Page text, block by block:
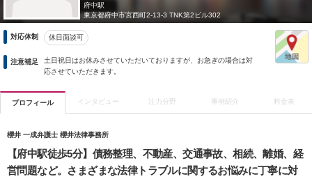
府中駅
東京都府中市宮西町2-13-3 TNK第2ビル302
対応体制 休日面談可
注意補足
土日祝日はお休みさせていただいておりますが、お急ぎの場合は対
応させていただきます。
プロフィール インタビュー 注力分野 事例紹介 料金表
櫻井 一成弁護士 櫻井法律事務所
【府中駅徒歩5分】債務整理、不動産、交通事故、相続、離婚、経
営問題など。さまざまな法律トラブルに関するお悩みに丁寧に対